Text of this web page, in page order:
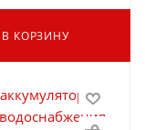
В КОРЗИНУ